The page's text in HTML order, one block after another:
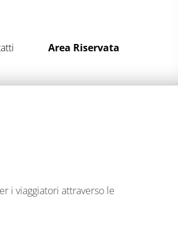
Area Riservata
i viaggiatori attraverso le